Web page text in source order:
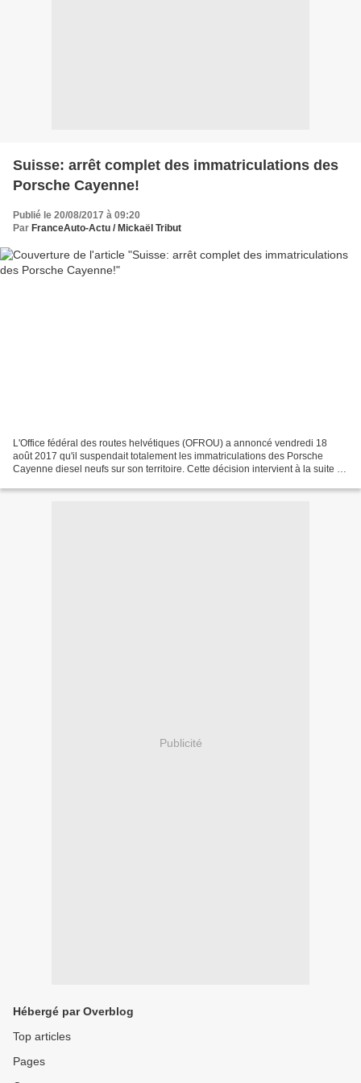
Suisse: arrêt complet des immatriculations des
Porsche Cayenne!
Publié le 20/08/2017 à 09:20
Par FranceAuto-Actu / Mickaël Tribut
L'Office fédéral des routes helvétiques (OFROU) a annoncé vendredi 18
août 2017 qu'il suspendait totalement les immatriculations des Porsche
Cayenne diesel neufs sur son territoire. Cette décision intervient à la suite de
Publicité
Hébergé par Overblog
Top articles
Pages